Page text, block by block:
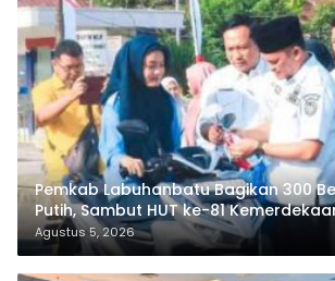
Pemkab Labuhanbatu Bagikan 300
Putih, Sambut HUT ke-81
Agustus 5, 2026